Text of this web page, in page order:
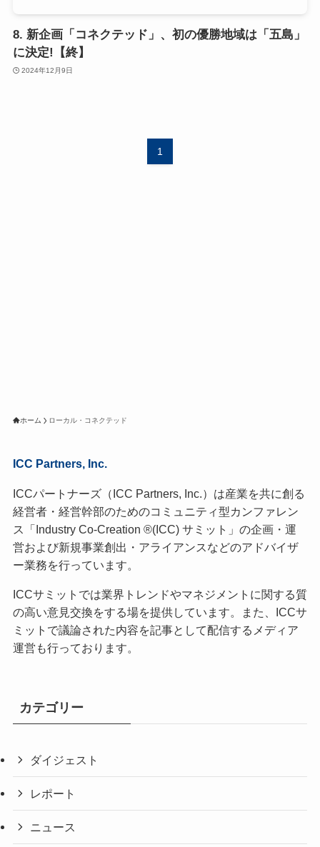
8. 新企画「コネクテッド」、初の優勝地域は「五島」
に決定!【終】
2024年12月9日
1
ホーム ローカル・コネクテッド
ICC Partners, Inc.
ICCパートナーズ（ICC Partners, Inc.）は産業を共に創る
経営者・経営幹部のためのコミュニティ型カンファレン
ス「Industry Co-Creation ®(ICC) サミット」の企画・運
営および新規事業創出・アライアンスなどのアドバイザ
ー業務を行っています。
ICCサミットでは業界トレンドやマネジメントに関する質
の高い意見交換をする場を提供しています。また、ICCサ
ミットで議論された内容を記事として配信するメディア
運営も行っております。
カテゴリー
ダイジェスト
レポート
ニュース